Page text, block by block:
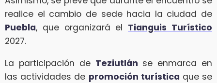
realice el cambio de sede hacia la ciudad de
Puebla, que organizará el Tianguis Turístico
2027.
La participación de Teziutlán se enmarca en
las actividades de promoción turística que se